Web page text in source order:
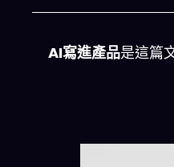
AI寫進產品是這篇